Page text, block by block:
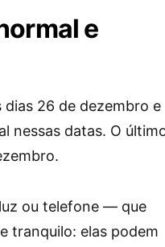
e
26 de dezembro e
nessas datas. O
ou telefone — que
tranquilo: elas podem